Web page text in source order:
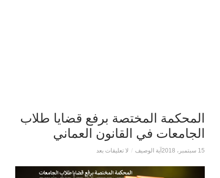
المحكمة المختصة برفع قضايا طلاب
الجامعات في القانون العماني
15 سبتمبر، 2018 آية الوصيف / لا تعليقات بعد